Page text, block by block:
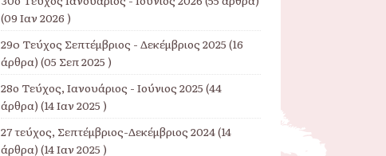
(09 Ιαν 2026 )
29o Τεύχος Σεπτέμβριος - Δεκέμβριος 2025 (16
άρθρα) (05 Σεπ 2025 )
28ο Τεύχος, Ιανουάριος - Ιούνιος 2025 (44
άρθρα) (14 Ιαν 2025 )
27 τεύχος, Σεπτέμβριος-Δεκέμβριος 2024(14
άρθρα) (14 Ιαν 2025 )